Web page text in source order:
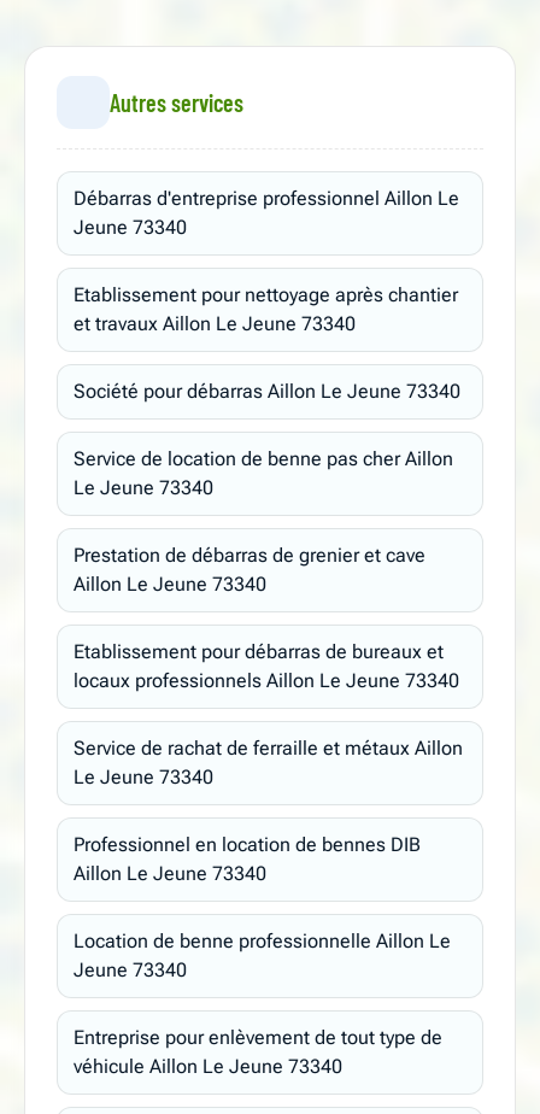
Autres services
Débarras d'entreprise professionnel Aillon Le
Jeune 73340
Etablissement pour nettoyage après chantier
et travaux Aillon Le Jeune 73340
Société pour débarras Aillon Le Jeune 73340
Service de location de benne pas cher Aillon
Le Jeune 73340
Prestation de débarras de grenier et cave
Aillon Le Jeune 73340
Etablissement pour débarras de bureaux et
locaux professionnels Aillon Le Jeune 73340
Service de rachat de ferraille et métaux Aillon
Le Jeune 73340
Professionnel en location de bennes DIB
Aillon Le Jeune 73340
Location de benne professionnelle Aillon Le
Jeune 73340
Entreprise pour enlèvement de tout type de
véhicule Aillon Le Jeune 73340